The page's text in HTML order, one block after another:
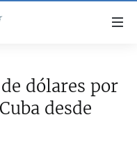
dólares por
desde